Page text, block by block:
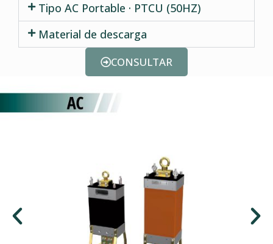
Tipo AC Portable · PTCU (50HZ)
Material de descarga
CONSULTAR